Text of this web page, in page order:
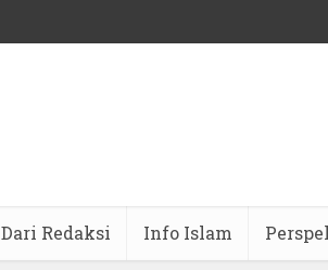
Dari Redaksi Info Islam